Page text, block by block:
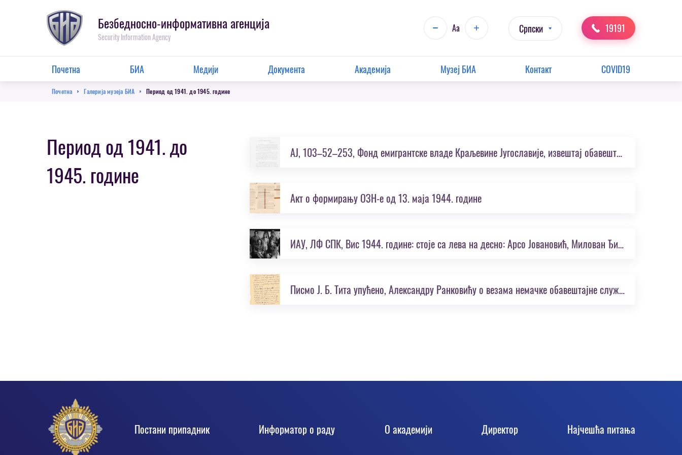
Безбедносно-информативна агенција
Security Information Agency
Aa Српски 19191
Main
Menu
Почетна БИА Медији Документа Академија Музеј БИА Контакт COVID19
Breadcrumb
Почетна Галерија музеја БИА Период од 1941. до 1945. године
Период од 1941. до
1945. године
АЈ, 103–52–253, Фонд емигрантске владе Краљевине Југославије, извештај обавештајне природе Владете Милићевића
Акт о формирању ОЗН-e од 13. маја 1944. године
ИАУ, ЛФ СПК, Вис 1944. године: стоје са лева на десно: Арсо Јовановић, Милован Ђилас, непознати, Слободан Пенезић, Александар Ранковић; седе: Благоје Нешковић, Јосип Броз, Момчило Марковић
Писмо Ј. Б. Тита упућено, Александру Ранковићу о везама немачке обавештајне службе са НОВ - 15. мај 1944.
Footer
Постани припадник Информатор о раду О академији Директор Најчешћа питања